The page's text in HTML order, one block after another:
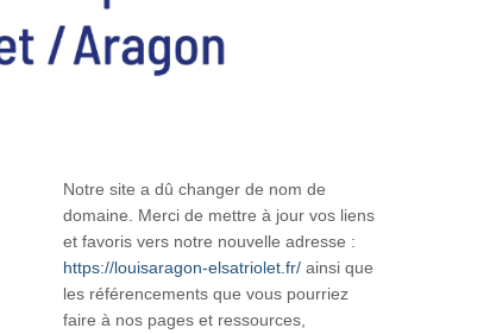
Notre site a dû changer de nom de
domaine. Merci de mettre à jour vos liens
et favoris vers notre nouvelle adresse :
https://louisaragon-elsatriolet.fr/ainsi que
les référencements que vous pourriez
faire à nos pages et ressources,